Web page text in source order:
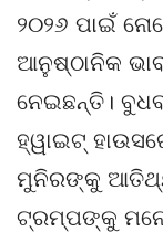
୨୦୨୬ ପାଇଁ
ଆନୁଷ୍ଠାନିକ
ନେଇଛନ୍ତି।
ହ୍ୱାଇଟ୍
ମୁନିରଙ୍କୁ ଆତିଥ୍ୟ
ଟ୍ରମ୍ପଙ୍କୁ